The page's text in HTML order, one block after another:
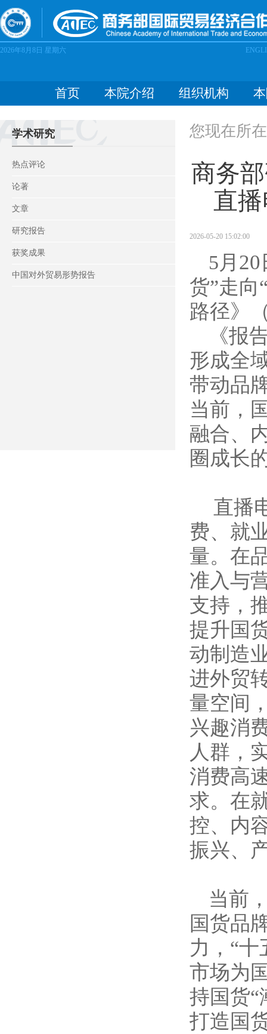
2026年8月8日 星期六
首页 本院介绍 组织机构
学术研究
热点评论
论著
文章
研究报告
获奖成果
中国对外贸易形势报告
您现在所
商务
直
2026-05-20 15:02:00
5月 20
货”走
路径》
《报
形成全
带动品
当前，
融合、
圈成长
直播
费、就
量。在
准入与
支持，
提升国
动制造
进外贸
量空间
兴趣消
人群，
消费高
求。在
控、内
振兴、
当前
国货品
力，“
市场为
持国货“
打造国